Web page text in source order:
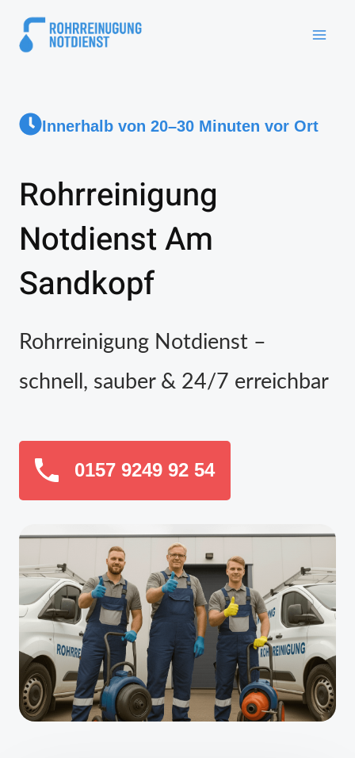
Innerhalb von 20–30 Minuten vor Ort
Rohrreinigung
Notdienst Am
Sandkopf
Rohrreinigung Notdienst –
schnell, sauber & 24/7 erreichbar
0157 9249 92 54